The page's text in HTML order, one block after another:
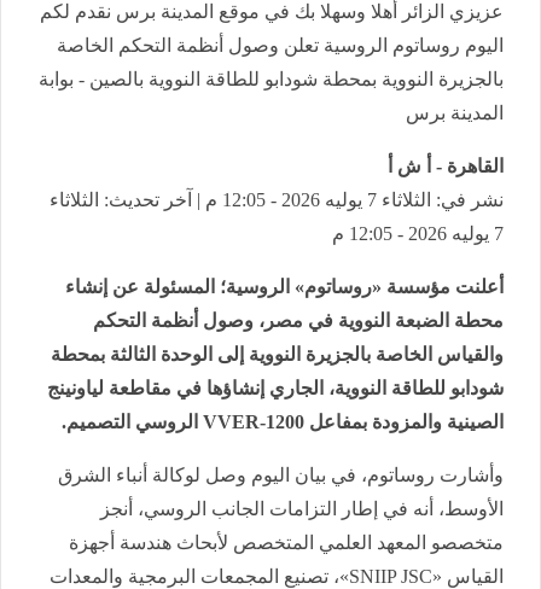
عزيزي الزائر أهلا وسهلا بك في موقع المدينة برس نقدم لكم
اليوم روساتوم الروسية تعلن وصول أنظمة التحكم الخاصة
بالجزيرة النووية بمحطة شودابو للطاقة النووية بالصين - بوابة
المدينة برس
القاهرة - أ ش أ
نشر في: الثلاثاء 7 يوليه 2026 - 12:05 م | آخر تحديث: الثلاثاء
7 يوليه 2026 - 12:05 م
أعلنت مؤسسة «روساتوم» الروسية؛ المسئولة عن إنشاء
محطة الضبعة النووية في مصر، وصول أنظمة التحكم
والقياس الخاصة بالجزيرة النووية إلى الوحدة الثالثة بمحطة
شودابو للطاقة النووية، الجاري إنشاؤها في مقاطعة لياونينج
الصينية والمزودة بمفاعل VVER-1200 الروسي التصميم.
وأشارت روساتوم، في بيان اليوم وصل لوكالة أنباء الشرق
الأوسط، أنه في إطار التزامات الجانب الروسي، أنجز
متخصصو المعهد العلمي المتخصص لأبحاث هندسة أجهزة
القياس «SNIIP JSC»، تصنيع المجمعات البرمجية والمعدات